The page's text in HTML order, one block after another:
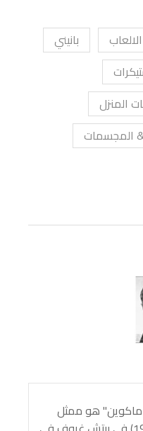
بانيني
المنزل
المجسمات
هو ممثل